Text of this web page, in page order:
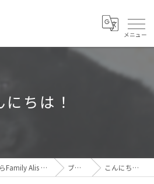
にちは！
多摩のペットシッターならFamily Alis Project ブログ こんにちは！